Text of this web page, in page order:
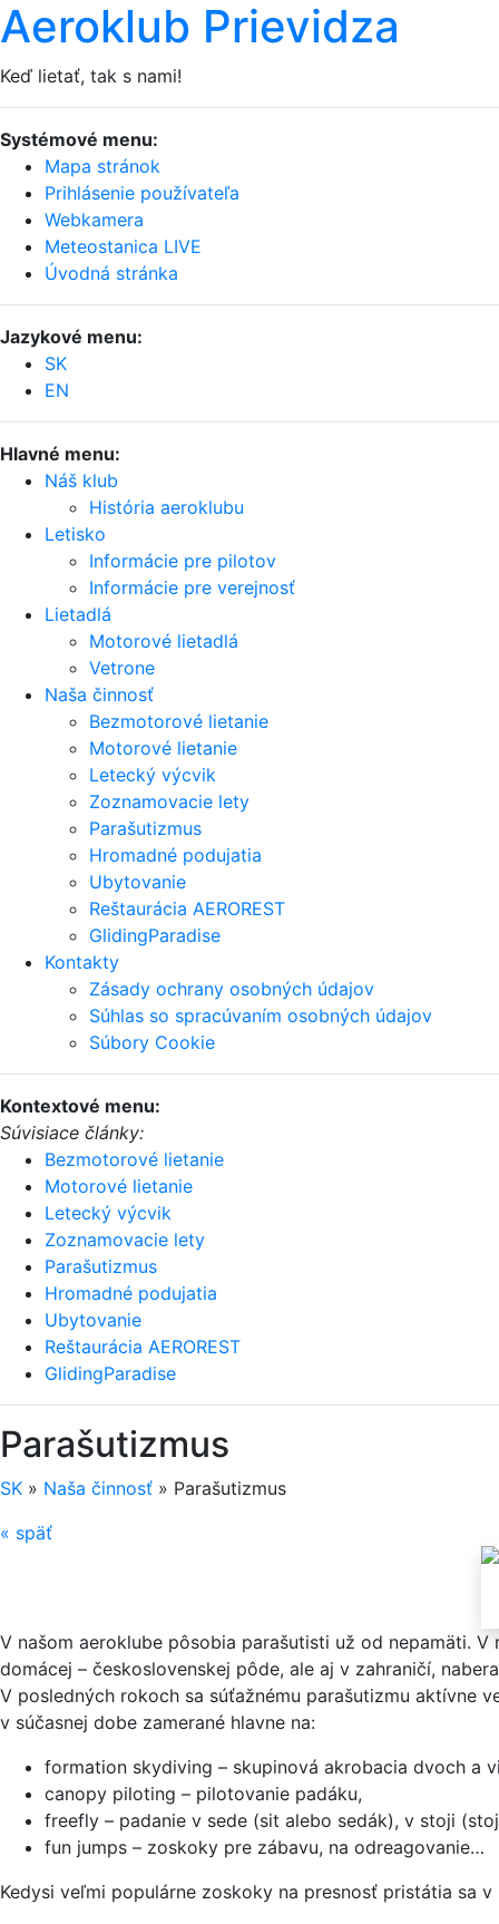
Aeroklub Prievidza
Keď lietať, tak s nami!
Systémové menu:
Mapa stránok
Prihlásenie používateľa
Webkamera
Meteostanica LIVE
Úvodná stránka
Jazykové menu:
SK
EN
Hlavné menu:
Náš klub
História aeroklubu
Letisko
Informácie pre pilotov
Informácie pre verejnosť
Lietadlá
Motorové lietadlá
Vetrone
Naša činnosť
Bezmotorové lietanie
Motorové lietanie
Letecký výcvik
Zoznamovacie lety
Parašutizmus
Hromadné podujatia
Ubytovanie
Reštaurácia AEROREST
GlidingParadise
Kontakty
Zásady ochrany osobných údajov
Súhlas so spracúvaním osobných údajov
Súbory Cookie
Kontextové menu:
Súvisiace články:
Bezmotorové lietanie
Motorové lietanie
Letecký výcvik
Zoznamovacie lety
Parašutizmus
Hromadné podujatia
Ubytovanie
Reštaurácia AEROREST
GlidingParadise
Parašutizmus
SK » Naša činnosť » Parašutizmus
« späť
V našom aeroklube pôsobia parašutisti už od nepamäti.
domácej – československej pôde, ale aj v zahraničí,
V posledných rokoch sa súťažnému parašutizmu aktívne
v súčasnej dobe zamerané hlavne na:
formation skydiving – skupinová akrobacia dvoch a
canopy piloting – pilotovanie padáku,
freefly – padanie v sede (sit alebo sedák), v stoji
fun jumps – zoskoky pre zábavu, na odreagovanie…
Kedysi veľmi populárne zoskoky na presnosť pristátia sa